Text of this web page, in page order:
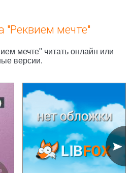
"Реквием мечте"
мечте" читать онлайн или
версии.